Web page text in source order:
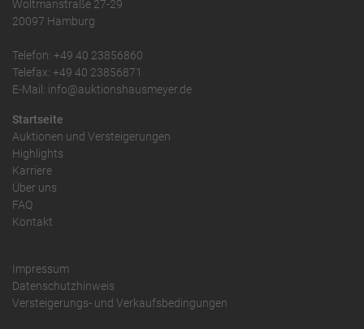
Woltmanstraße 27-29
20097 Hamburg
Telefon: +49 40 23856860
Telefax: +49 40 23856871
E-Mail: info@auktionshausmeyer.de
Startseite
Auktionen und Versteigerungen
Highlights
Karriere
Über uns
FAQ
Kontakt
Impressum
Datenschutzhinweis
Versteigerungs- und Verkaufsbedingungen